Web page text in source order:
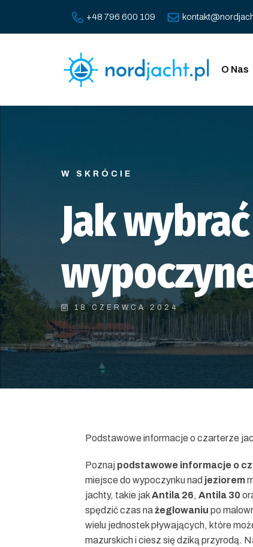
+48 796 600 109
O Nas
W SKRÓCIE
Jak
18 CZERWCA 2024
Podstawowe informacje o czarterze
Poznaj podstawowe informacje o
miejsce do wypoczynku nad jeziorem
jachty, takie jakAntila 26, Antila 30
spędzić czas nażeglowaniu po
wielu jednostek pływających, które
mazurskich i ciesz się dziką przyrodą.